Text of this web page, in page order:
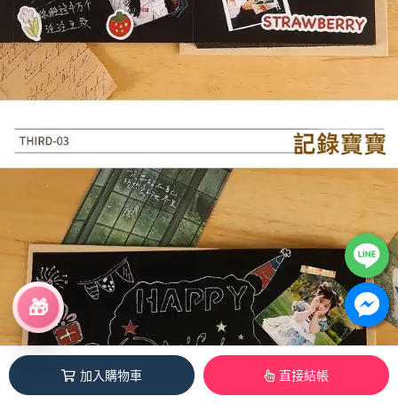
加入購物車 直接結帳
🎁